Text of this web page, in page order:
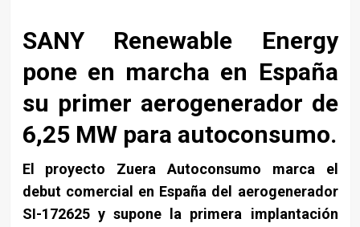
SANY Renewable Energy
pone en marcha en España
su primer aerogenerador de
6,25 MW para autoconsumo.
El proyecto Zuera Autoconsumo marca el
debut comercial en España del aerogenerador
SI-172625 y supone la primera implantación